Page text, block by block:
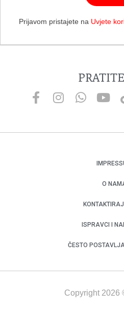
Prijavom pristajete na Uvjete
O
ISPRAVCI I
ČESTO
Copyright 2026